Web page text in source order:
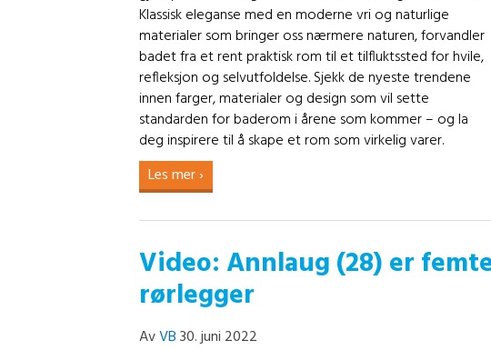
Klassisk eleganse med en moderne vri og naturlige
materialer som bringer oss nærmere naturen, forvandler
badet fra et rent praktisk rom til et tilfluktssted for hvile,
refleksjon og selvutfoldelse. Sjekk de nyeste trendene
innen farger, materialer og design som vil sette
standarden for baderom i årene som kommer – og la
deg inspirere til å skape et rom som virkelig varer.
Les mer ›
Video: Annlaug (28) er
rørlegger
AvVB30. juni 2022